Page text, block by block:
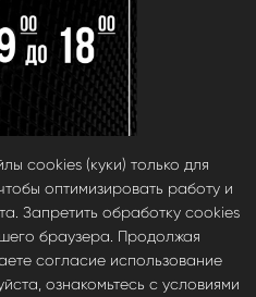
cookies (куки) только для
оптимизировать работу и
Запретить обработку cookies
браузера. Продолжая
согласие использование
ознакомьтесь с условиями